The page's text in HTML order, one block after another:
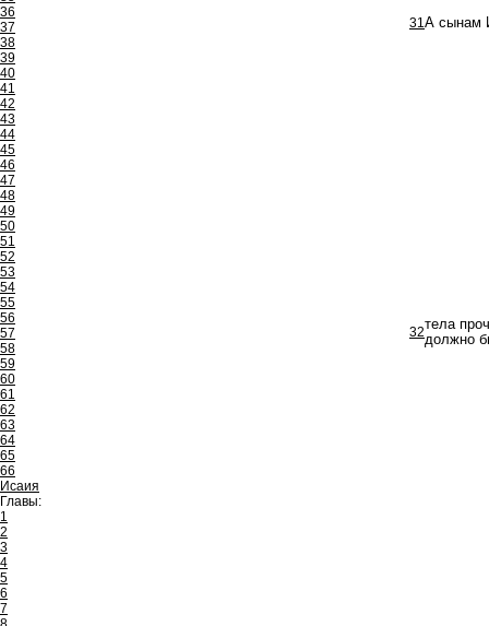
36
37
38
39
40
41
42
43
44
45
46
47
48
49
50
51
52
53
54
55
56
57
58
59
60
61
62
63
64
65
66
Исаия
Главы:
1
2
3
4
5
6
7
31А сынам
32тела
должно